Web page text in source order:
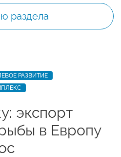
раздела
РАЗВИТИЕ
экспорт
в Европу